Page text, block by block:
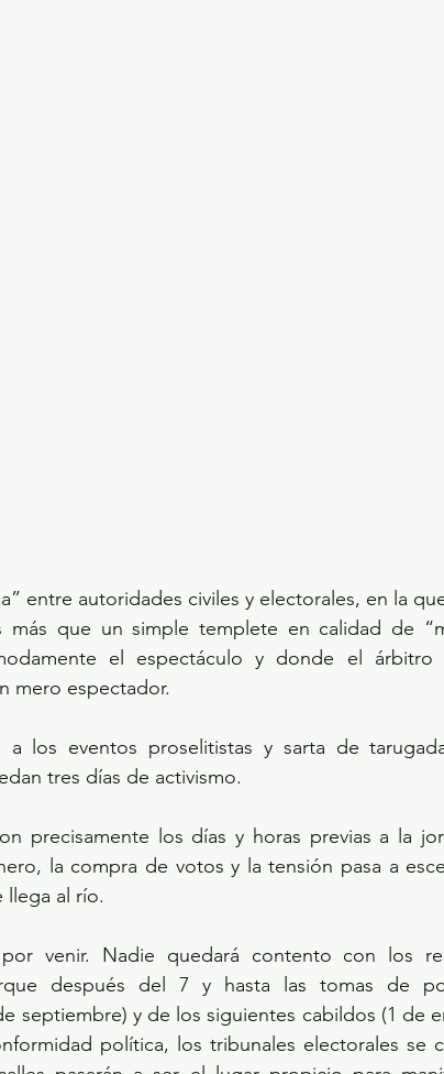
entre autoridades civiles y electorales, en la
más que un simple templete en calidad de
el espectáculo y donde el
mero espectador.
los eventos proselitistas y sarta de
tres días de activismo.
precisamente los días y horas previas a la
la compra de votos y la tensión pasa a
llega al río.
venir. Nadie quedará contento con los
después del 7 y hasta las tomas de
septiembre) y de los siguientes cabildos (1 de
política, los tribunales electorales se